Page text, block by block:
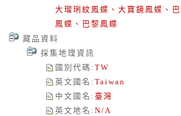
大瑠琍紋鳳蝶、大寶鏡鳳蝶、
鳳蝶、巴黎鳳蝶
藏品資料
採集地理資訊
國別代碼 : TW
英文國名 : Taiwan
中文國名 : 臺灣
英文地名 : N/A